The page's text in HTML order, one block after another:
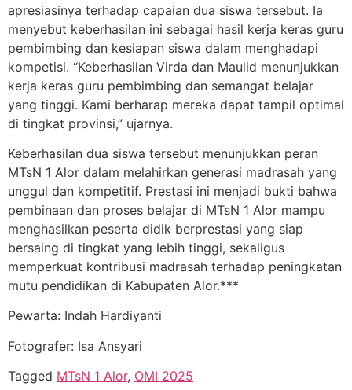
apresiasinya terhadap capaian dua siswa tersebut. Ia
menyebut keberhasilan ini sebagai hasil kerja keras guru
pembimbing dan kesiapan siswa dalam menghadapi
kompetisi. “Keberhasilan Virda dan Maulid menunjukkan
kerja keras guru pembimbing dan semangat belajar
yang tinggi. Kami berharap mereka dapat tampil optimal
di tingkat provinsi,” ujarnya.
Keberhasilan dua siswa tersebut menunjukkan peran
MTsN 1 Alor dalam melahirkan generasi madrasah yang
unggul dan kompetitif. Prestasi ini menjadi bukti bahwa
pembinaan dan proses belajar di MTsN 1 Alor mampu
menghasilkan peserta didik berprestasi yang siap
bersaing di tingkat yang lebih tinggi, sekaligus
memperkuat kontribusi madrasah terhadap peningkatan
mutu pendidikan di Kabupaten Alor.***
Pewarta: Indah Hardiyanti
Fotografer: Isa Ansyari
Tagged MTsN 1 Alor, OMI 2025